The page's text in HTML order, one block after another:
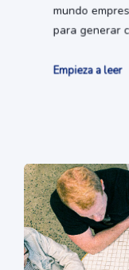
mundo
para generar
Empieza a leer